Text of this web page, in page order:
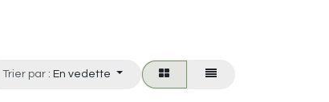
Trier par : En vedette